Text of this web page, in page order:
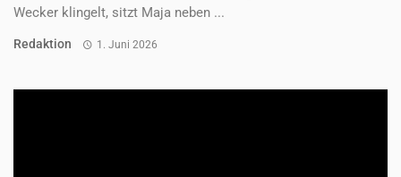
Wecker klingelt, sitzt Maja neben ...
Redaktion 1. Juni 2026